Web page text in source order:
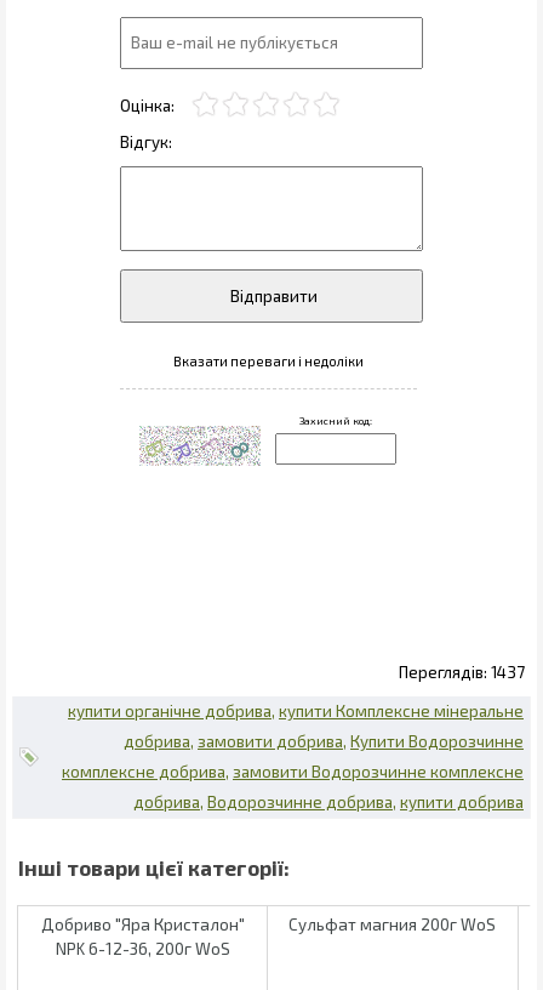
1437
купити органічне добрива купити Комплексне мінеральне
добрива замовити добрива Купити Водорозчинне
комплексне добрива замовити Водорозчинне комплексне
добрива Водорозчинне добрива купити добрива
Добриво "Яра Кристалон"
NPK 6-12-36, 200г WoS
Сульфат магния 200г WoS